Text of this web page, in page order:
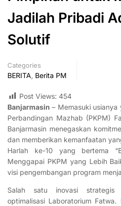
Jadilah Pribadi
Solutif
Categories
BERITA, Berita PM
Post Views: 454
Banjarmasin – Memasuki usianya
Perbandingan Mazhab (PKPM)
Banjarmasin menegaskan
dan memberikan kemanfaatan
Harlah ke-10 yang bertema
Menggapai PKPM yang Lebih
visi pengembangan program
Salah satu inovasi strategis
optimalisasi Laboratorium